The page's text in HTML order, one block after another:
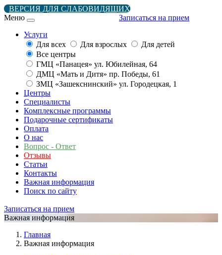
ВЕРСИЯ ДЛЯ СЛАБОВИДЯЩИХ
Записаться на прием
Меню
Услуги
Для всех
Для взрослых
Для детей
Все центры
ГМЦ «Панацея» ул. Юбилейная, 64
ДМЦ «Мать и Дитя» пр. Победы, 61
ЗМЦ «Зашекснинский» ул. Городецкая, 1
Центры
Специалисты
Комплексные программы
Подарочные сертификаты
Оплата
О нас
Вопрос - Ответ
Отзывы
Статьи
Контакты
Важная информация
Поиск по сайту
Записаться на прием
Важная информация
Главная
Важная информация